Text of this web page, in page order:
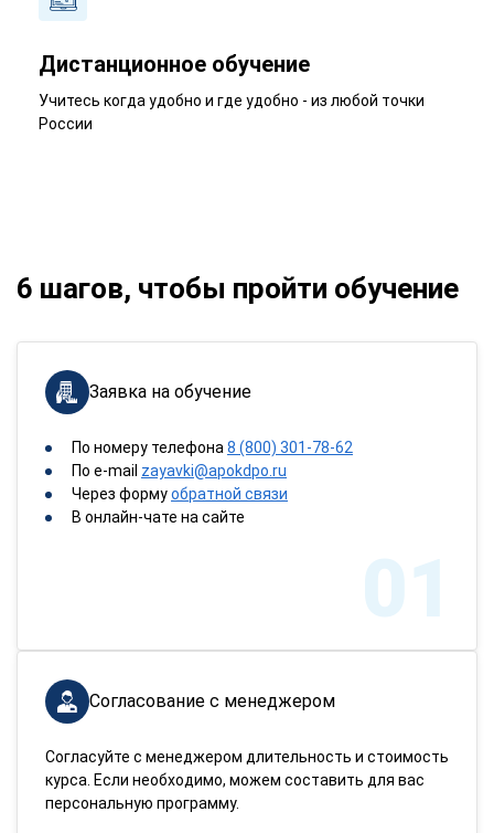
Дистанционное обучение
Учитесь когда удобно и где удобно - из любой точки
России
6 шагов, чтобы пройти обучение
Заявка на обучение
По номеру телефона8 (800) 301-78-62
По e-mail zayavki@apokdpo.ru
Через формуобратной связи
В онлайн-чате на сайте
01
Согласование с менеджером
Согласуйте с менеджером длительность и стоимость
курса. Если необходимо, можем составить для вас
персональную программу.